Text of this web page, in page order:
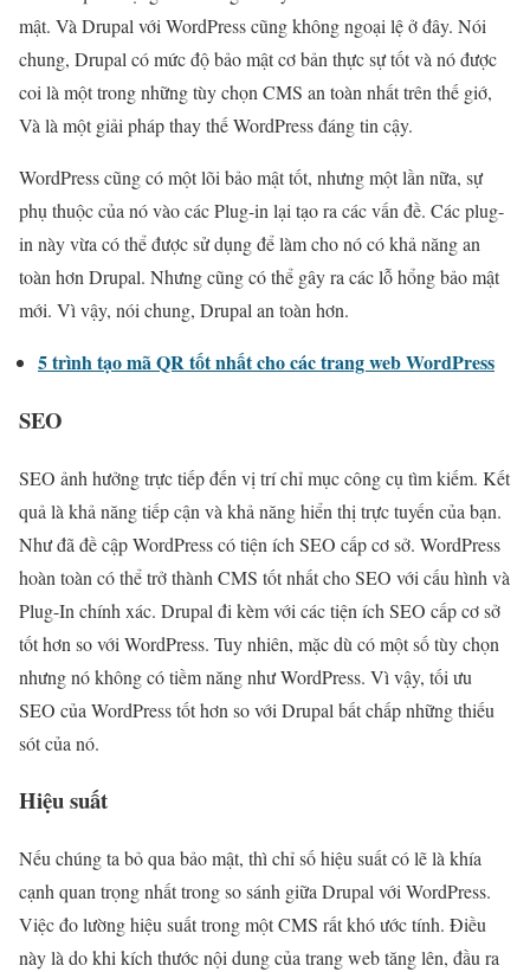
mật. Và Drupal với WordPress cũng không ngoại lệ ở đây. Nói
chung, Drupal có mức độ bảo mật cơ bản thực sự tốt và nó được
coi là một trong những tùy chọn CMS an toàn nhất trên thế giớ,
Và là một giải pháp thay thế WordPress đáng tin cậy.
WordPress cũng có một lõi bảo mật tốt, nhưng một lần nữa, sự
phụ thuộc của nó vào các Plug-in lại tạo ra các vấn đề. Các plug-
in này vừa có thể được sử dụng để làm cho nó có khả năng an
toàn hơn Drupal. Nhưng cũng có thể gây ra các lỗ hổng bảo mật
mới. Vì vậy, nói chung, Drupal an toàn hơn.
5 trình tạo mã QR tốt nhất cho các trang web WordPress
SEO
SEO ảnh hưởng trực tiếp đến vị trí chỉ mục công cụ tìm kiếm. Kết
quả là khả năng tiếp cận và khả năng hiển thị trực tuyến của bạn.
Như đã đề cập WordPress có tiện ích SEO cấp cơ sở. WordPress
hoàn toàn có thể trở thành CMS tốt nhất cho SEO với cấu hình và
Plug-In chính xác. Drupal đi kèm với các tiện ích SEO cấp cơ sở
tốt hơn so với WordPress. Tuy nhiên, mặc dù có một số tùy chọn
nhưng nó không có tiềm năng như WordPress. Vì vậy, tối ưu
SEO của WordPress tốt hơn so với Drupal bất chấp những thiếu
sót của nó.
Hiệu suất
Nếu chúng ta bỏ qua bảo mật, thì chỉ số hiệu suất có lẽ là khía
cạnh quan trọng nhất trong so sánh giữa Drupal với WordPress.
Việc đo lường hiệu suất trong một CMS rất khó ước tính. Điều
này là do khi kích thước nội dung của trang web tăng lên, đầu ra